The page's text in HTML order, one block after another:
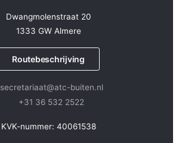
Dwangmolenstraat 20
1333 GW Almere
Routebeschrijving
secretariaat@atc-buiten.nl
+31 36 532 2522
KVK-nummer: 40061538